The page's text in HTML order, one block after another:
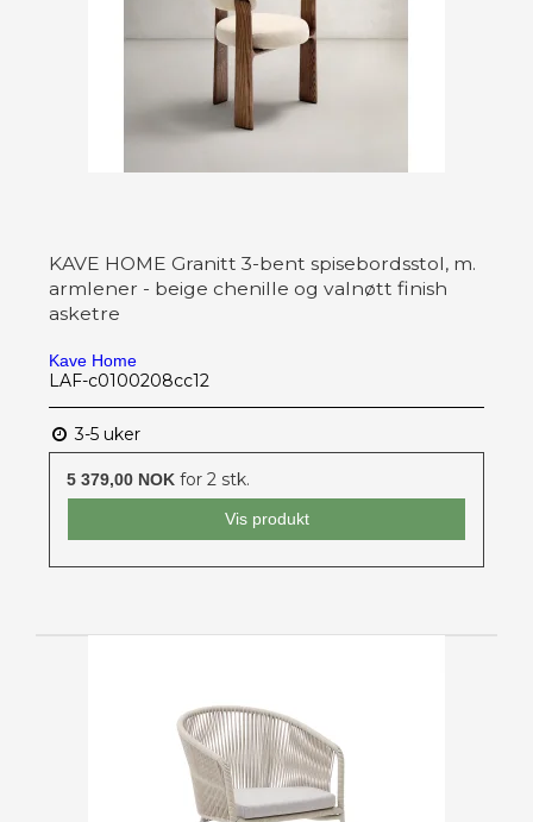
KAVE HOME Granitt 3-bent spisebordsstol, m.
armlener - beige chenille og valnøtt finish
asketre
Kave Home
LAF-c0100208cc12
3-5 uker
5 379,00 NOK for 2 stk.
Vis produkt